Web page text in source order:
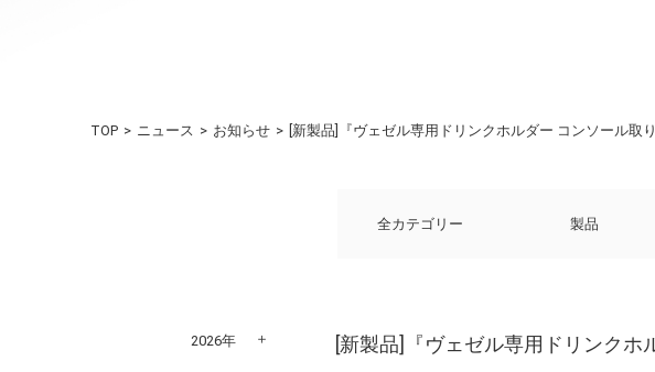
TOP ニュース お知らせ [新製品]『ヴェゼル専用ドリンクホルダー コンソール取
全カテゴリー 製品
[新製品]『ヴェゼル専用ドリンク
2026年